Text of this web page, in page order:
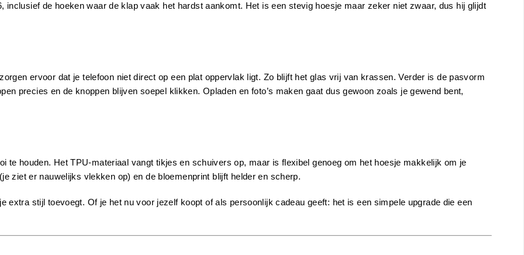
de hoeken waar de klap vaak het hardst aankomt. Het is een stevig hoesje maar zeker niet zwaar, dus hij glijdt
ervoor dat je telefoon niet direct op een plat oppervlak ligt. Zo blijft het glas vrij van krassen. Verder is de pasvorm
precies en de knoppen blijven soepel klikken. Opladen en foto’s maken gaat dus gewoon zoals je gewend bent,
te houden. Het TPU-materiaal vangt tikjes en schuivers op, maar is flexibel genoeg om het hoesje makkelijk om je
ziet er nauwelijks vlekken op) en de bloemenprint blijft helder en scherp.
extra stijl toevoegt. Of je het nu voor jezelf koopt of als persoonlijk cadeau geeft: het is een simpele upgrade die een